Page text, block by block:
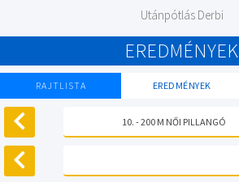
Utánpótlás Derbi
EREDMÉNYEK
RAJTLISTA EREDMÉNYEK
10. - 200 M NŐI PILLANGÓ